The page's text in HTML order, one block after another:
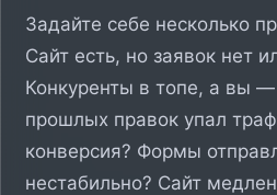
Задайте себе несколько
Сайт есть, но заявок нет
Конкуренты в топе, а вы —
прошлых правок упал
конверсия? Формы
нестабильно? Сайт